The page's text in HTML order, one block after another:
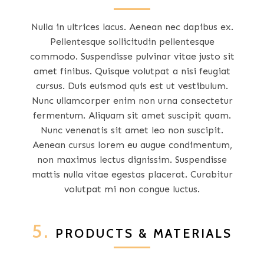
Nulla in ultrices lacus. Aenean nec dapibus ex.
Pellentesque sollicitudin pellentesque
commodo. Suspendisse pulvinar vitae justo sit
amet finibus. Quisque volutpat a nisi feugiat
cursus. Duis euismod quis est ut vestibulum.
Nunc ullamcorper enim non urna consectetur
fermentum. Aliquam sit amet suscipit quam.
Nunc venenatis sit amet leo non suscipit.
Aenean cursus lorem eu augue condimentum,
non maximus lectus dignissim. Suspendisse
mattis nulla vitae egestas placerat. Curabitur
volutpat mi non congue luctus.
5. PRODUCTS & MATERIALS